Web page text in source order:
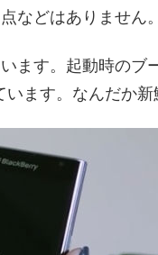
などはありません。
ます。起動時のブ
ます。なんだか新